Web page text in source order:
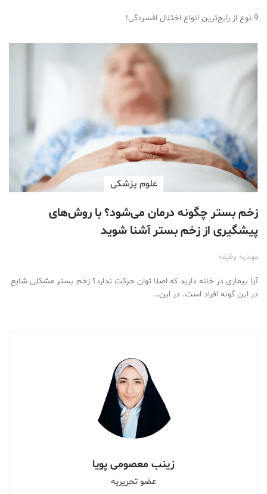
9 نوع از رایج‌ترین انواع اختلال افسردگی!
علوم پزشكی
زخم بستر چگونه درمان می‌شود؟ با روش‌های
پیشگیری از زخم بستر آشنا شوید
مهدیه وظیفه
آیا بیماری در خانه دارید که اصلا توان حرکت ندارد؟ زخم بستر مشکلی شایع
در این گونه افراد است. در این…
زینب معصومی پویا
عضو تحریریه